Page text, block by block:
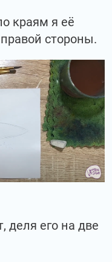
краям я её
стороны.
деля его на две